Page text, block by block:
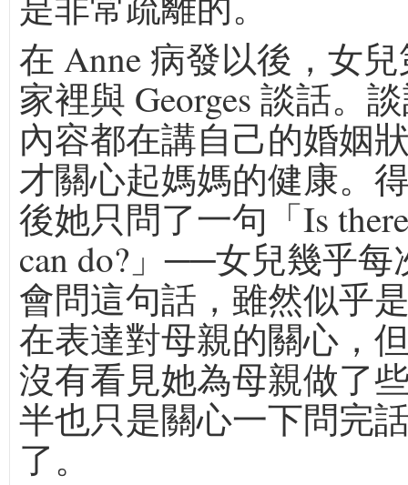
在 Anne 病發以後，女
家裡與 Georges 談話。
內容都在講自己的婚姻
才關心起媽媽的健康。
後她只問了一句「Is
can do?」──女兒幾乎每
會問這句話，雖然似乎
在表達對母親的關心，
沒有看見她為母親做了
半也只是關心一下問完
了。